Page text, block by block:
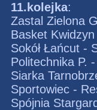
11.kolejka:
Zastal Zielona
Basket
Sokół Łańcut -
Politechnika P.
Siarka
Sportowiec -
Spójnia